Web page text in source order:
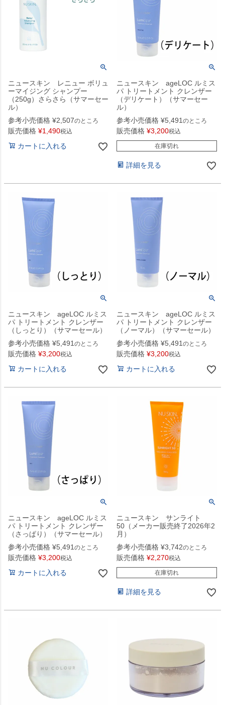
ニュースキン レニュー ボリュ
ーマイジング シャンプー
（250g）さらさら（サマーセー
ル）
参考小売価格 ¥2,507のところ
販売価格 ¥1,490税込
カートに入れる
ニュースキン ageLOC ルミス
パ トリートメント クレンザー
（デリケート）（サマーセー
ル）
参考小売価格 ¥5,491 のところ
販売価格 ¥3,200税込
在庫切れ
詳細を見る
ニュースキン ageLOC ルミス
パ トリートメント クレンザー
（しっとり）（サマーセール）
参考小売価格 ¥5,491 のところ
販売価格 ¥3,200税込
カートに入れる
ニュースキン ageLOC ルミス
パ トリートメント クレンザー
（ノーマル）（サマーセール）
参考小売価格 ¥5,491 のところ
販売価格 ¥3,200税込
カートに入れる
ニュースキン ageLOC ルミス
パ トリートメント クレンザー
（さっぱり）（サマーセール）
参考小売価格 ¥5,491 のところ
販売価格 ¥3,200税込
カートに入れる
ニュースキン サンライト
50（メーカー販売終了2026年2
月）
参考小売価格 ¥3,742のところ
販売価格 ¥2,270税込
在庫切れ
詳細を見る